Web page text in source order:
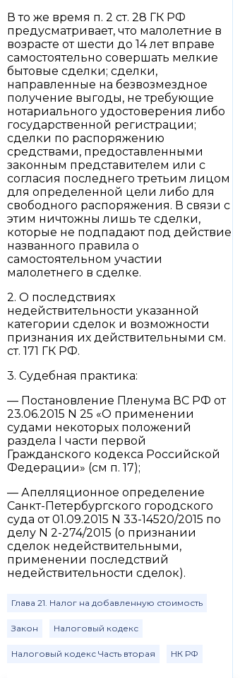
В то же время п. 2 ст. 28 ГК РФ
предусматривает, что малолетние в
возрасте от шести до 14 лет вправе
самостоятельно совершать мелкие
бытовые сделки; сделки,
направленные на безвозмездное
получение выгоды, не требующие
нотариального удостоверения либо
государственной регистрации;
сделки по распоряжению
средствами, предоставленными
законным представителем или с
согласия последнего третьим лицом
для определенной цели либо для
свободного распоряжения. В связи с
этим ничтожны лишь те сделки,
которые не подпадают под действие
названного правила о
самостоятельном участии
малолетнего в сделке.
2. О последствиях
недействительности указанной
категории сделок и возможности
признания их действительными см.
ст. 171 ГК РФ.
3. Судебная практика:
— Постановление Пленума ВС РФ от
23.06.2015 N 25 «О применении
судами некоторых положений
раздела I части первой
Гражданского кодекса Российской
Федерации» (см п. 17);
— Апелляционное определение
Санкт-Петербургского городского
суда от 01.09.2015 N 33-14520/2015 по
делу N 2-274/2015 (о признании
сделок недействительными,
применении последствий
недействительности сделок).
Глава 21. Налог на добавленную стоимость
Закон Налоговый кодекс
Налоговый кодекс Часть вторая НК РФ